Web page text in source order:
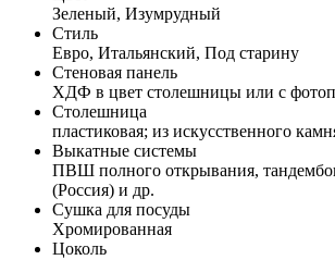
Зеленый, Изумрудный
Стиль
Евро, Итальянский, Под старину
Стеновая панель
ХДФ в цвет столешницы или с
Столешница
пластиковая; из искусственного
Выкатные системы
ПВШ полного открывания,
(Россия) и др.
Сушка для посуды
Хромированная
Цоколь